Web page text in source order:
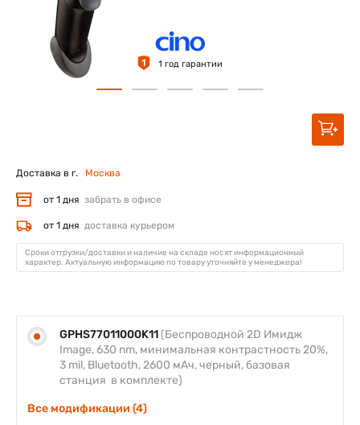
1 1 год гарантии
GPHS77011000K11 (Беспроводной 2D Имидж
Image, 630 nm, минимальная контрастность 20%,
3 mil, Bluetooth, 2600 мАч, черный, базовая
станция в комплекте)
Все модификации (4)
Доставка в г. Москва
от 1 дня забрать в офисе
от 1 дня доставка курьером
Сроки отгрузки/доставки и наличие на складе носят информационный
характер. Актуальную информацию по товару уточняйте у менеджера!